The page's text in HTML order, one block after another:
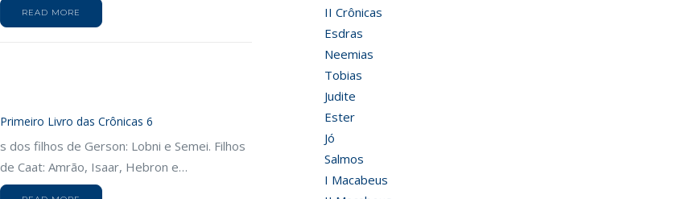
READ MORE
Primeiro Livro das Crônicas 6
s dos filhos de Gerson: Lobni e Semei. Filhos
de Caat: Amrão, Isaar, Hebron e…
II Crônicas
Esdras
Neemias
Tobias
Judite
Ester
Jó
Salmos
I Macabeus